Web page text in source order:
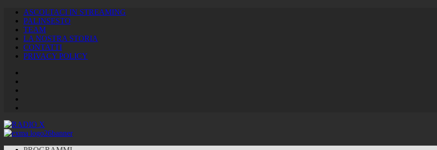
ASCOLTACI IN STREAMING
PALINSESTO
TEAM
LA NOSTRA STORIA
CONTATTI
PRIVACY POLICY